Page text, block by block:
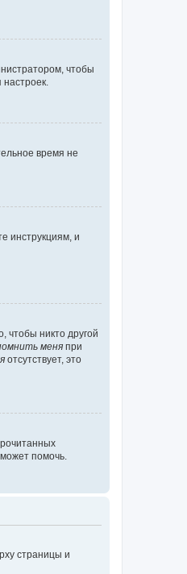
чтобы
время не
инструкциям, и
чтобы никто другой
меня при
отсутствует, это
помочь.
страницы и